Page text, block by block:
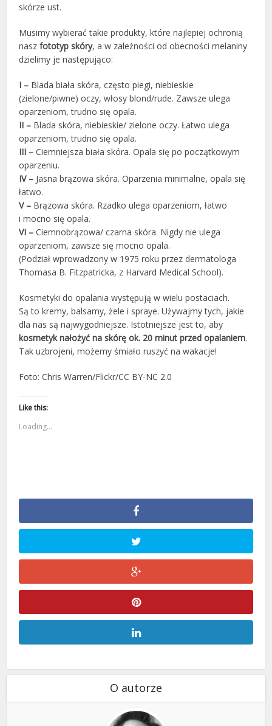
skórze ust.
Musimy wybierać takie produkty, które najlepiej ochronią
naszfototyp skóry, a w zależności od obecności melaniny
dzielimy je następująco:
I – Blada biała skóra, często piegi, niebieskie
(zielone/piwne) oczy, włosy blond/rude. Zawsze ulega
oparzeniom, trudno się opala.
II – Blada skóra, niebieskie/ zielone oczy. Łatwo ulega
oparzeniom, trudno się opala.
III –Ciemniejsza biała skóra. Opala się po początkowym
oparzeniu.
IV – Jasna brązowa skóra. Oparzenia minimalne, opala się
łatwo.
V – Brązowa skóra. Rzadko ulega oparzeniom, łatwo
i mocno się opala.
VI –Ciemnobrązowa/ czarna skóra. Nigdy nie ulega
oparzeniom, zawsze się mocno opala.
(Podział wprowadzony w 1975 roku przez dermatologa
Thomasa B. Fitzpatricka, z Harvard Medical School).
Kosmetyki do opalania występują w wielu postaciach.
Są to kremy, balsamy, żele i spraye. Używajmy tych, jakie
dla nas są najwygodniejsze. Istotniejsze jest to, aby
kosmetyk nałożyć na skórę ok. 20 minut przed opalaniem.
Tak uzbrojeni, możemy śmiało ruszyć na wakacje!
Foto: Chris Warren/Flickr/CC BY-NC 2.0
Like this:
Loading...
O autorze